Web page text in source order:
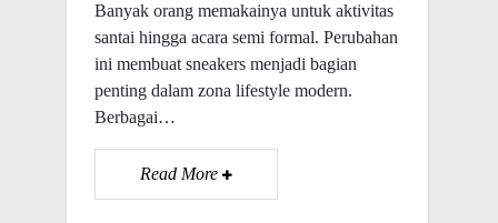
Banyak orang memakainya untuk aktivitas
santai hingga acara semi formal. Perubahan
ini membuat sneakers menjadi bagian
penting dalam zona lifestyle modern.
Berbagai…
Read More